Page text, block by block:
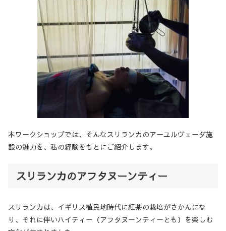
本ワークショップでは、そんなスリランカのアーユルヴェーダ施
設の魅力を、私の経験をもとにご紹介します。
スリランカのアフタヌーンティー
スリランカは、イギリス植民地時代に紅茶の栽培がさかんにな
り、それに伴いハイティー（アフタヌーンティーとも）を楽しむ